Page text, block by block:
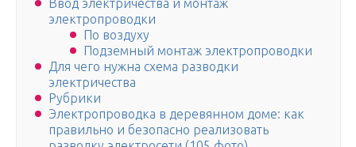
Ввод электричества и монтаж
электропроводки
По воздуху
Подземный монтаж электропроводки
Для чего нужна схема разводки
электричества
Рубрики
Электропроводка в деревянном доме: как
правильно и безопасно реализовать